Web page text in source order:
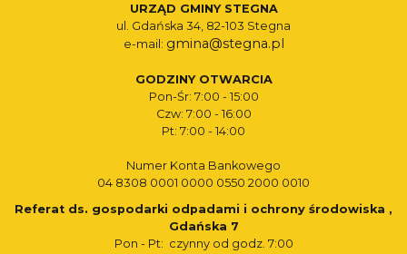
URZĄD GMINY STEGNA
ul. Gdańska 34, 82-103 Stegna
e-mail: gmina@stegna.pl
GODZINY OTWARCIA
Pon-Śr: 7:00 - 15:00
Czw: 7:00 - 16:00
Pt: 7:00 - 14:00
Numer Konta Bankowego
04 8308 0001 0000 0550 2000 0010
Referat ds. gospodarki odpadami i ochrony środowiska ,
Gdańska 7
Pon - Pt: czynny od godz. 7:00